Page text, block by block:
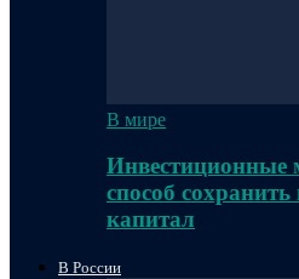
В мире
способ
капитал
В России